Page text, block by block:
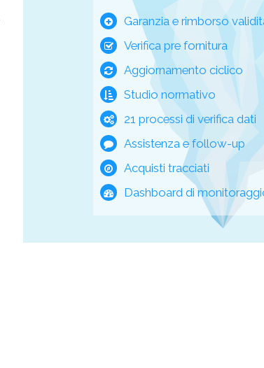
Garanzia e rimborso
Verifica pre fornitura
Aggiornamento ciclico
Studio normativo
21 processi di verifica dati
Assistenza e follow-up
Acquisti tracciati
Dashboard di